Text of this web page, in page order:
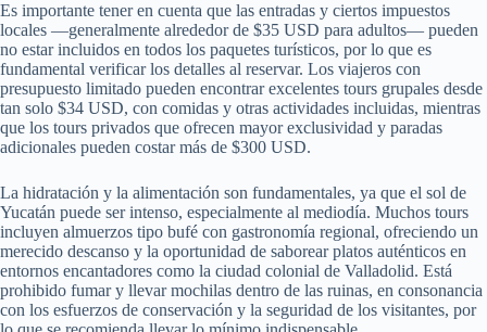
Es importante tener en cuenta que las entradas y ciertos impuestos
locales —generalmente alrededor de $35 USD para adultos— pueden
no estar incluidos en todos los paquetes turísticos, por lo que es
fundamental verificar los detalles al reservar. Los viajeros con
presupuesto limitado pueden encontrar excelentes tours grupales desde
tan solo $34 USD, con comidas y otras actividades incluidas, mientras
que los tours privados que ofrecen mayor exclusividad y paradas
adicionales pueden costar más de $300 USD.
La hidratación y la alimentación son fundamentales, ya que el sol de
Yucatán puede ser intenso, especialmente al mediodía. Muchos tours
incluyen almuerzos tipo bufé con gastronomía regional, ofreciendo un
merecido descanso y la oportunidad de saborear platos auténticos en
entornos encantadores como la ciudad colonial de Valladolid. Está
prohibido fumar y llevar mochilas dentro de las ruinas, en consonancia
con los esfuerzos de conservación y la seguridad de los visitantes, por